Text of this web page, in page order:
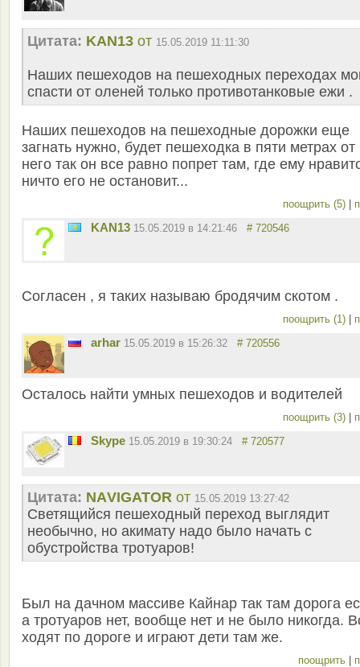
Цитата: KAN13 от 15.05.2019 11:11:30
Наших пешеходов на пешеходных переходах
спасти от оленей только противотанковые ежи .
Наших пешеходов на пешеходные дорожки еще
загнать нужно, будет пешеходка в пяти метрах от
него так он все равно попрет там, где ему
ничто его не остановит...
поощрить (5)
KAN13 15.05.2019 в 14:21:46 # 720546
Согласен , я таких называю бродячим скотом .
поощрить (1)
arhar 15.05.2019 в 15:26:32 # 720556
Осталось найти умных пешеходов и водителей
поощрить (3)
Skype 15.05.2019 в 19:30:24 # 720577
Цитата: NАVIGATOR от 15.05.2019 13:27:42
Светящийся пешеходный переход выглядит
необычно, но акимату надо было начать с
обустройства тротуаров!
Был на дачном массиве Кайнар так там дорога
а тротуаров нет, вообще нет и не было никогда.
ходят по дороге и играют дети там же.
поощрить